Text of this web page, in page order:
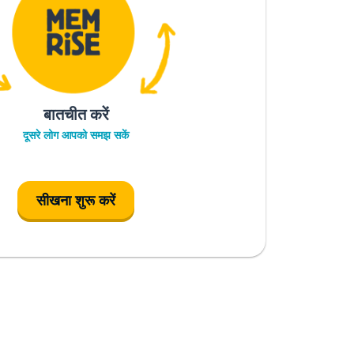
बातचीत करें
दूसरे लोग आपको समझ सकें
सीखना शुरू करें